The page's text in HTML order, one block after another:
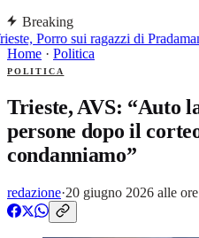
Breaking
Porro sui ragazzi di
Home · Politica
POLITICA
Trieste, AVS: “Auto
persone dopo il
condanniamo”
redazione·20 giugno 2026 alle